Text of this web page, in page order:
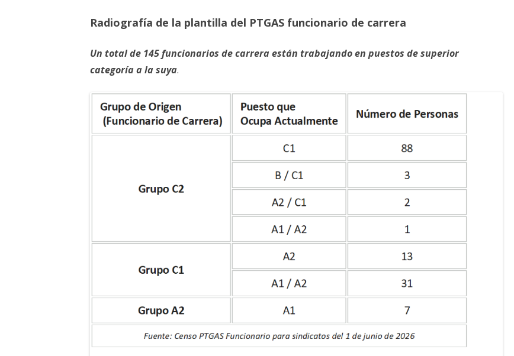
Radiografía de la plantilla del PTGAS funcionario de carrera
Un total de 145 funcionarios de carrera están trabajando en puestos de superior
categoría a la suya.